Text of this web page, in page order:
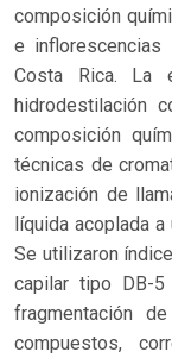
composición
e
Costa Rica. La
hidrodestilación
composición
técnicas de
ionización de
líquida acoplada
Se utilizaron
capilar tipo DB-
fragmentación
compuestos,